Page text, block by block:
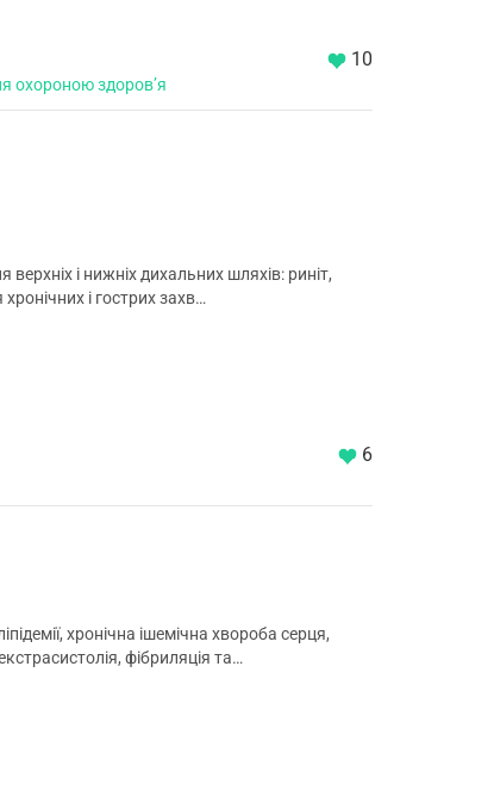
10
охороною здоровʼя
і нижніх дихальних шляхів: риніт,
і гострих захв…
6
хронічна ішемічна хвороба серця,
фібриляція та…